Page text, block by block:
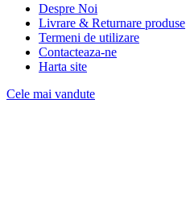
Despre Noi
Livrare & Returnare produse
Termeni de utilizare
Contacteaza-ne
Harta site
Cele mai vandute